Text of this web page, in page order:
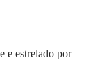
e estrelado por